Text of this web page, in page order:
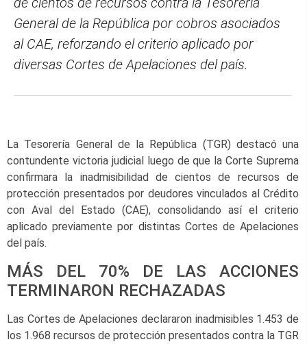
General de la República por cobros asociados
al CAE, reforzando el criterio aplicado por
diversas Cortes de Apelaciones del país.
La Tesorería General de la República (TGR) destacó una
contundente victoria judicial luego de que la Corte Suprema
confirmara la inadmisibilidad de cientos de recursos de
protección presentados por deudores vinculados al Crédito
con Aval del Estado (CAE), consolidando así el criterio
aplicado previamente por distintas Cortes de Apelaciones
del país.
MÁS DEL 70% DE LAS ACCIONES
TERMINARON RECHAZADAS
Las Cortes de Apelaciones declararon inadmisibles 1.453 de
los 1.968 recursos de protección presentados contra la TGR